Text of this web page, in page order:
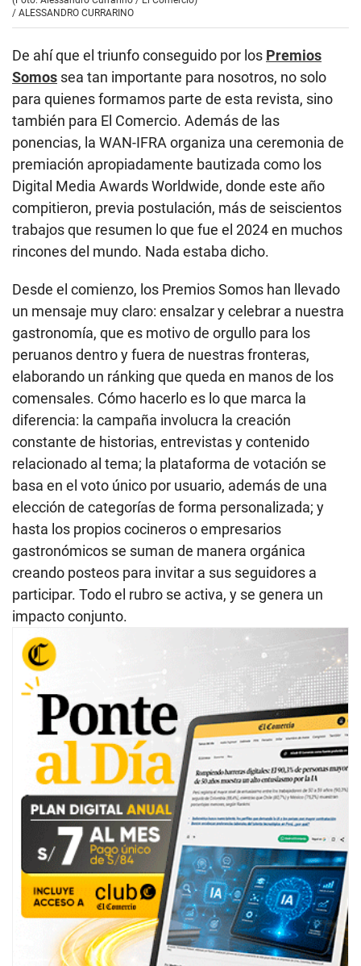
/ ALESSANDRO CURRARINO
De ahí que el triunfo conseguido por los Premios
Somos sea tan importante para nosotros, no solo
para quienes formamos parte de esta revista, sino
también para El Comercio. Además de las
ponencias, la WAN-IFRA organiza una ceremonia de
premiación apropiadamente bautizada como los
Digital Media Awards Worldwide, donde este año
compitieron, previa postulación, más de seiscientos
trabajos que resumen lo que fue el 2024 en muchos
rincones del mundo. Nada estaba dicho.
Desde el comienzo, los Premios Somos han llevado
un mensaje muy claro: ensalzar y celebrar a nuestra
gastronomía, que es motivo de orgullo para los
peruanos dentro y fuera de nuestras fronteras,
elaborando un ránking que queda en manos de los
comensales. Cómo hacerlo es lo que marca la
diferencia: la campaña involucra la creación
constante de historias, entrevistas y contenido
relacionado al tema; la plataforma de votación se
basa en el voto único por usuario, además de una
elección de categorías de forma personalizada; y
hasta los propios cocineros o empresarios
gastronómicos se suman de manera orgánica
creando posteos para invitar a sus seguidores a
participar. Todo el rubro se activa, y se genera un
impacto conjunto.